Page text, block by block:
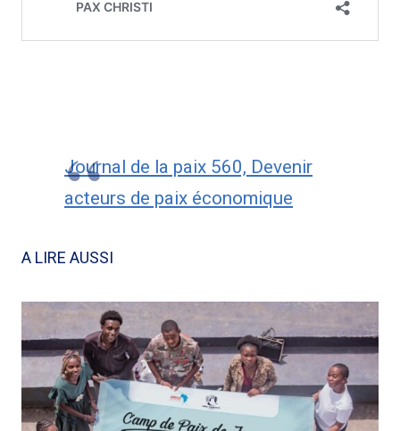
Journal de la paix 560, Devenir
acteurs de paix économique
A LIRE AUSSI